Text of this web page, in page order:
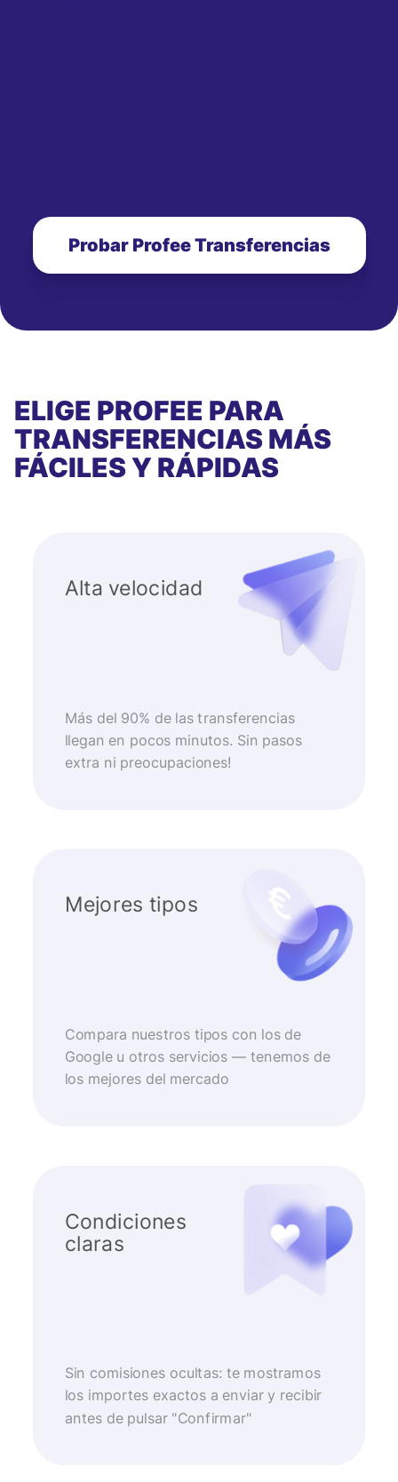
Probar Profee Transferencias
ELIGE PROFEE PARA
TRANSFERENCIAS MÁS
FÁCILES Y RÁPIDAS
Alta velocidad
Más del 90% de las transferencias
llegan en pocos minutos. Sin pasos
extra ni preocupaciones!
Mejores tipos
Compara nuestros tipos con los de
Google u otros servicios — tenemos de
los mejores del mercado
Condiciones
claras
Sin comisiones ocultas: te mostramos
los importes exactos a enviar y recibir
antes de pulsar "Confirmar"